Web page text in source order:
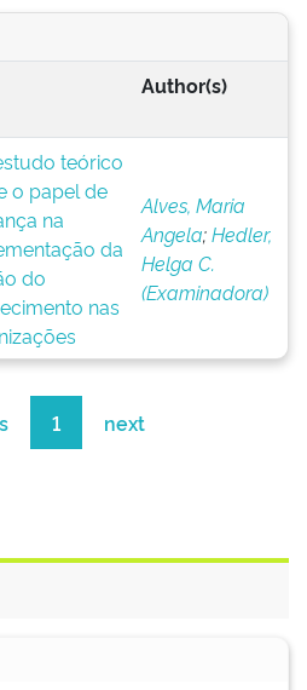
Author(s)
teórico
o papel de
na
da
do
nas
Alves, Maria
Angela;Hedler,
Helga C.
(Examinadora)
1 next